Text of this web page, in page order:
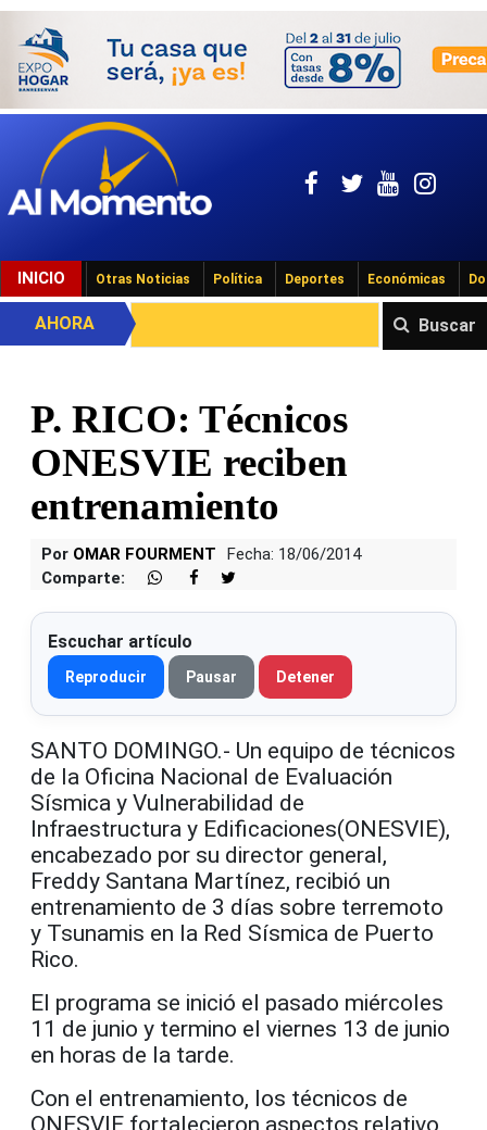
INICIO Otras Noticias Política Deportes Económicas
Buscar
AHORA
P. RICO: Técnicos
ONESVIE reciben
entrenamiento
Por OMAR FOURMENT
Fecha: 18/06/2014
Comparte:
Escuchar artículo
Reproducir Pausar Detener
SANTO DOMINGO.- Un equipo de técnicos
de la Oficina Nacional de Evaluación
Sísmica y Vulnerabilidad de
Infraestructura y Edificaciones(ONESVIE),
encabezado por su director general,
Freddy Santana Martínez, recibió un
entrenamiento de 3 días sobre terremoto
y Tsunamis en la Red Sísmica de Puerto
Rico.
El programa se inició el pasado miércoles
11 de junio y termino el viernes 13 de junio
en horas de la tarde.
Con el entrenamiento, los técnicos de
ONESVIE fortalecieron aspectos relativo